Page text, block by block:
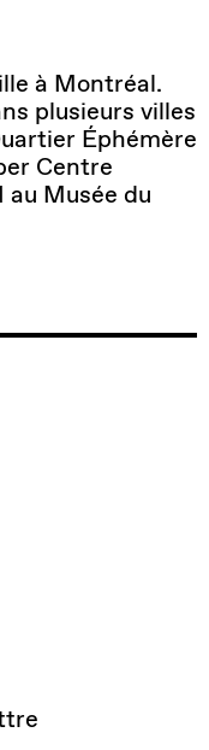
à Montréal.
plusieurs villes
Éphémère
Centre
au Musée du